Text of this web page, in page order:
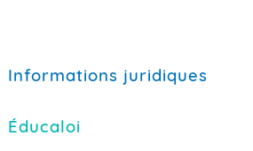
Informations juridiques
Éducaloi